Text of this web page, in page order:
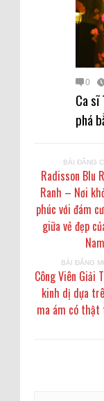
0
Ca sĩ
phá
BÀI ĐĂNG
Radisson Blu
Ranh – Nơi
phúc với đám
giữa vẻ đẹp
Nam
BÀI ĐĂNG
Công Viên Giải
kinh dị dựa
ma ám có thật